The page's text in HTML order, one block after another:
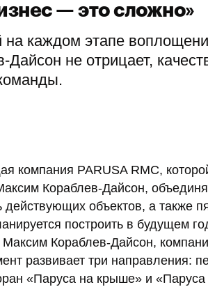
— это сложно»
на каждом этапе
не отрицает,
компания PARUSA RMC,
Кораблев-Дайсон,
действующих объектов, а также
построить в будущем
Максим Кораблев-Дайсон,
развивает три направления:
«Паруса на крыше» и «Паруса